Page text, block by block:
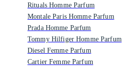
Rituals Homme Parfum
Montale Paris Homme Parfum
Prada Homme Parfum
Tommy Hilfiger Homme Parfum
Diesel Femme Parfum
Cartier Femme Parfum